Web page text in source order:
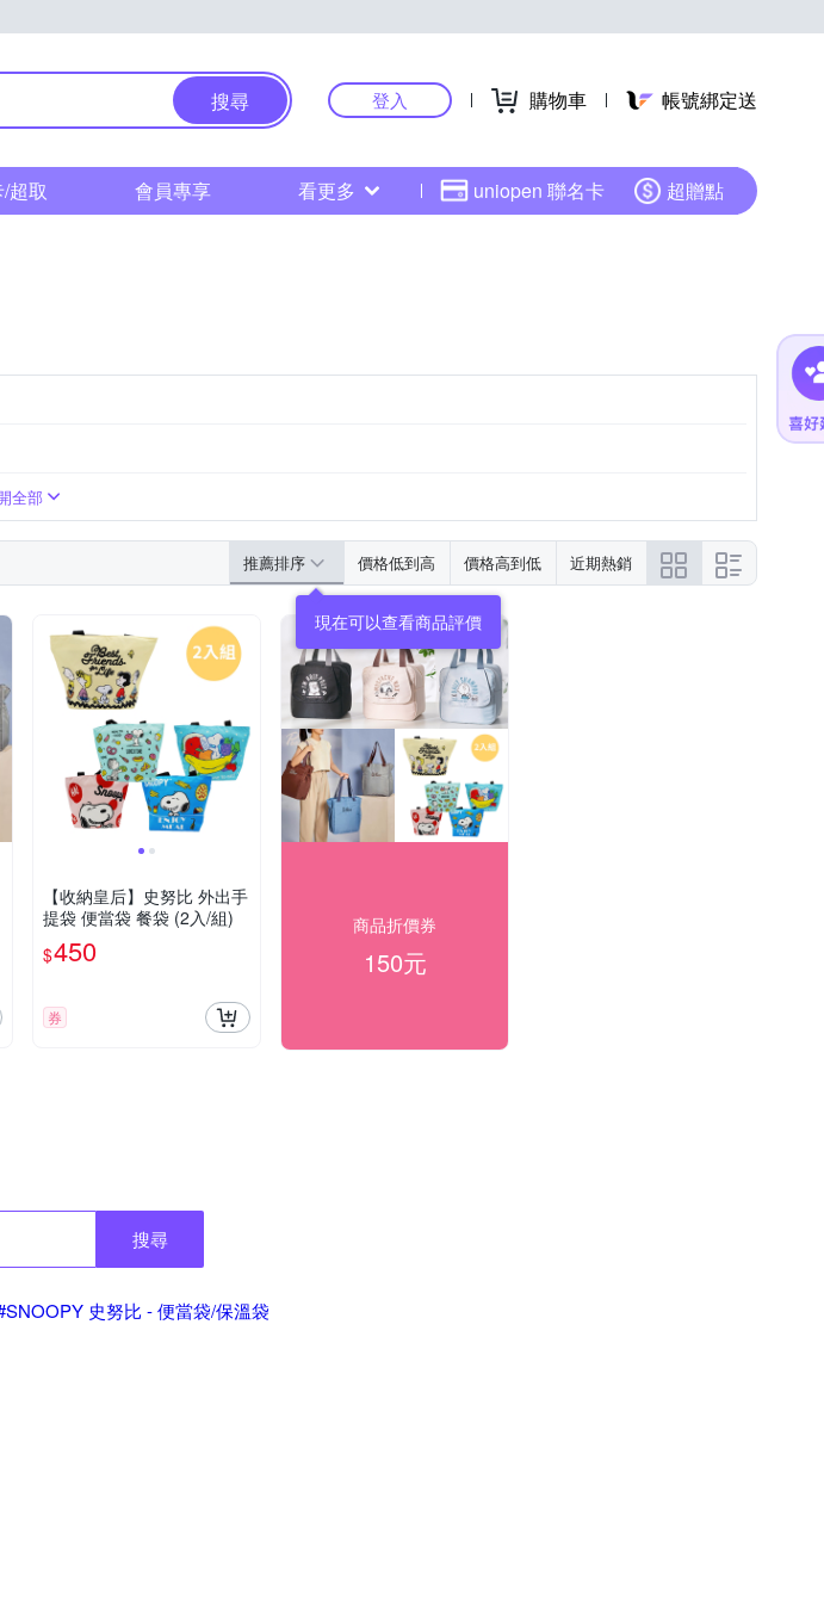
搜尋 登入 購物車 帳號綁定送
超取 會員專享 看更多 uniopen 聯名卡 超贈點
全部
推薦排序 價格低到高 價格高到低 近期熱銷
現在可以查看商品評價
【收納皇后】史努比 外出手
提袋 便當袋 餐袋 (2入/組)
$450
券
商品折價券
150元
搜尋
史努比 - 便當袋/保溫袋